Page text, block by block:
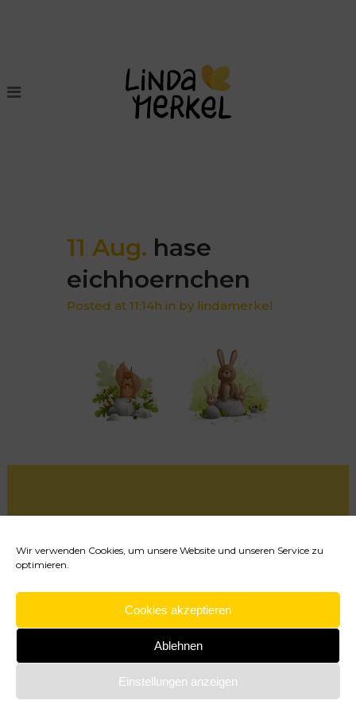
Wir verwenden Cookies, um unsere Website und unseren Service zu
optimieren.
Cookies akzeptieren
Ablehnen
Einstellungen anzeigen
11 Aug. hase
eichhoernchen
Posted at 11:14h in by lindamerkel
Cookie-Richtlinie (EU)
Impressum
Datenschutzerklärung